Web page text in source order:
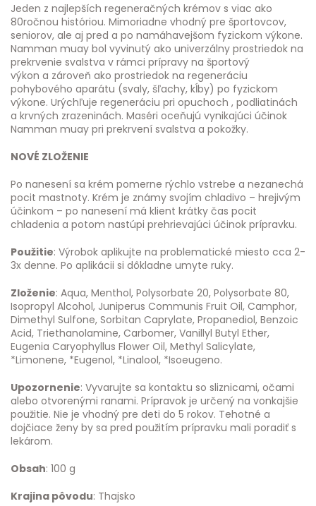
Jeden z najlepších regeneračných krémov s viac ako
80ročnou históriou. Mimoriadne vhodný pre športovcov,
seniorov, ale aj pred a po namáhavejšom fyzickom výkone.
Namman muay bol vyvinutý ako univerzálny prostriedok na
prekrvenie svalstva v rámci prípravy na športový
výkon a zároveň ako prostriedok na regeneráciu
pohybového aparátu (svaly, šľachy, kĺby) po fyzickom
výkone. Urýchľuje regeneráciu pri opuchoch , podliatinách
a krvných zrazeninách. Maséri oceňujú vynikajúci účinok
Namman muay pri prekrvení svalstva a pokožky.
NOVÉ ZLOŽENIE
Po nanesení sa krém pomerne rýchlo vstrebe a nezanechá
pocit mastnoty. Krém je známy svojím chladivo – hrejivým
účinkom – po nanesení má klient krátky čas pocit
chladenia a potom nastúpi prehrievajúci účinok prípravku.
Použitie: Výrobok aplikujte na problematické miesto cca 2-
3x denne. Po aplikácii si dôkladne umyte ruky.
Zloženie: Aqua, Menthol, Polysorbate 20, Polysorbate 80,
Isopropyl Alcohol, Juniperus Communis Fruit Oil, Camphor,
Dimethyl Sulfone, Sorbitan Caprylate, Propanediol, Benzoic
Acid, Triethanolamine, Carbomer, Vanillyl Butyl Ether,
Eugenia Caryophyllus Flower Oil, Methyl Salicylate,
*Limonene, *Eugenol, *Linalool, *Isoeugeno.
Upozornenie: Vyvarujte sa kontaktu so sliznicami, očami
alebo otvorenými ranami. Prípravok je určený na vonkajšie
použitie. Nie je vhodný pre deti do 5 rokov. Tehotné a
dojčiace ženy by sa pred použitím prípravku mali poradiť s
lekárom.
Obsah: 100 g
Krajina pôvodu: Thajsko